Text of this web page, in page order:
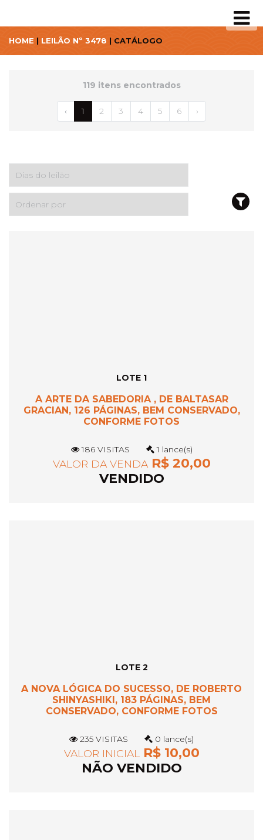
HOME | LEILÃO Nº 3478 | CATÁLOGO
119 itens encontrados
‹ 1 2 3 4 5 6 ›
LOTE 1
A ARTE DA SABEDORIA , DE BALTASAR
GRACIAN, 126 PÁGINAS, BEM CONSERVADO,
CONFORME FOTOS
186 VISITAS 1 lance(s)
VALOR DA VENDAR$ 20,00
VENDIDO
LOTE 2
A NOVA LÓGICA DO SUCESSO, DE ROBERTO
SHINYASHIKI, 183 PÁGINAS, BEM
CONSERVADO, CONFORME FOTOS
235 VISITAS 0 lance(s)
VALOR INICIAL R$ 10,00
NÃO VENDIDO